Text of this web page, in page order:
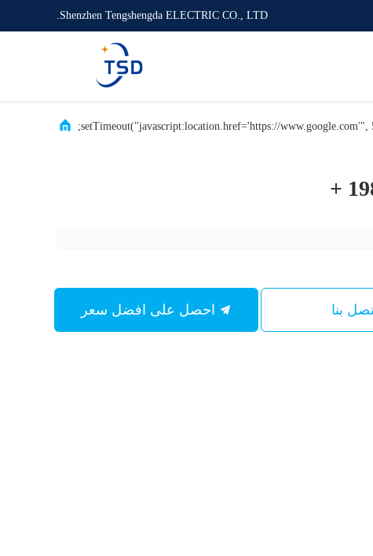
Shenzhen Tengshengda ELECTRIC CO., LTD.
بنا